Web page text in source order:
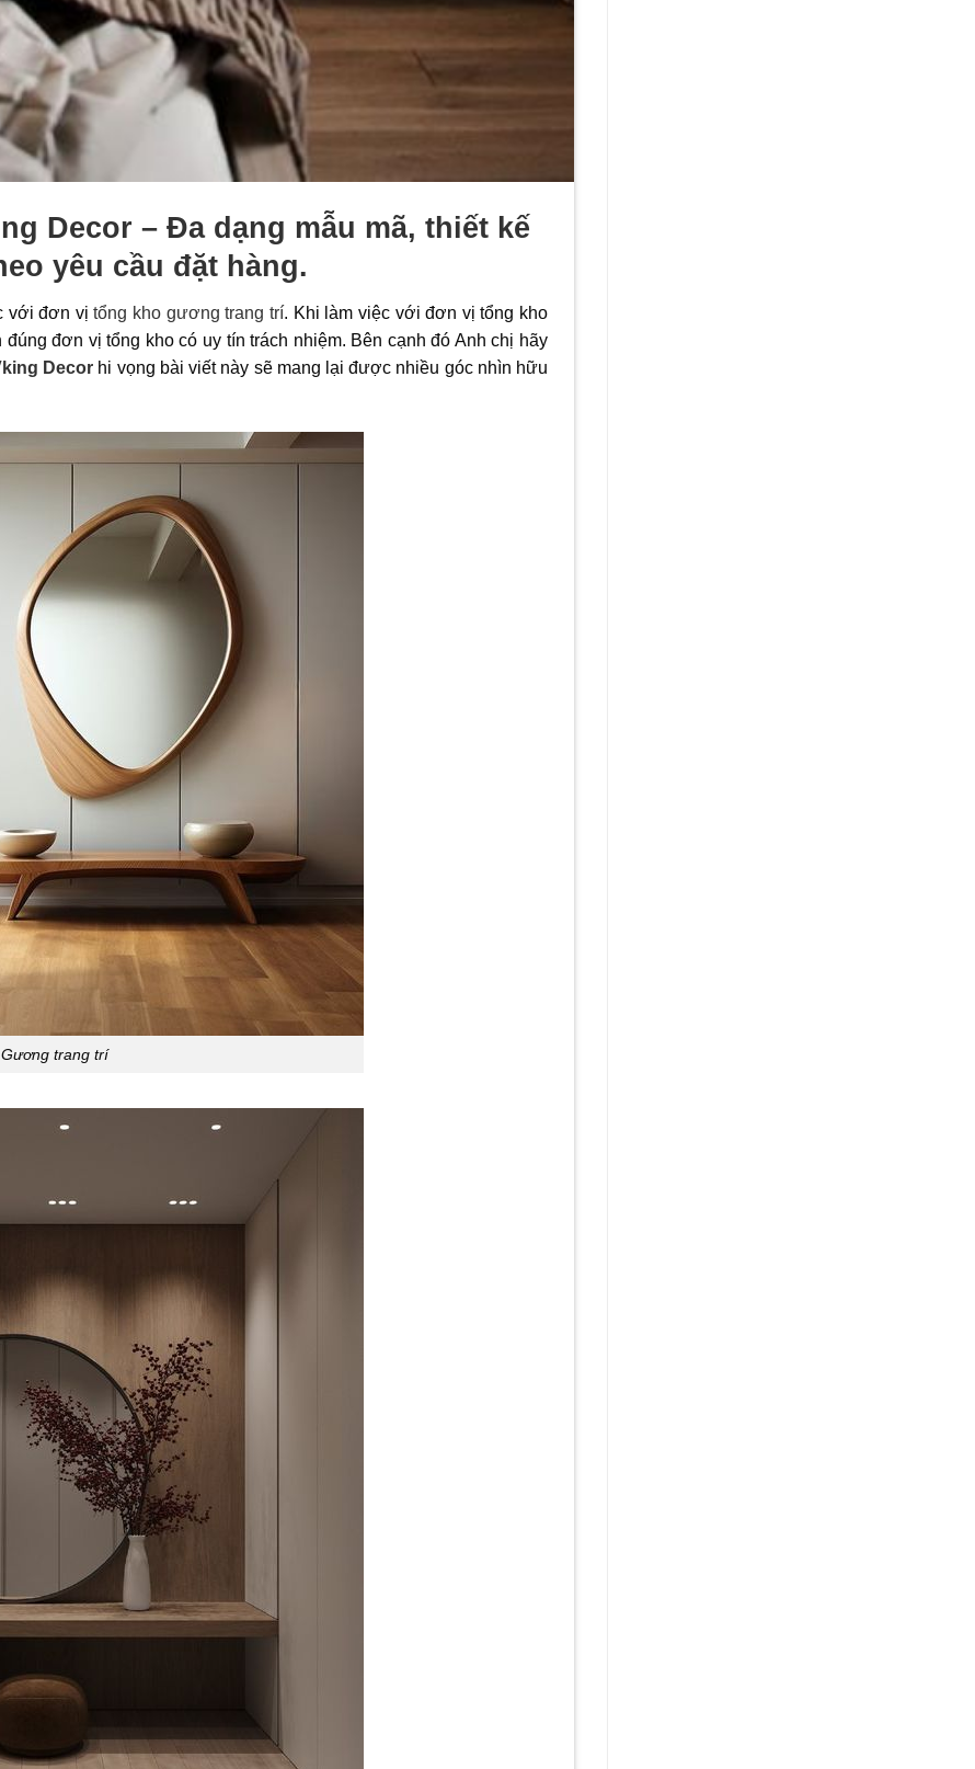
Decor – Đa dạng mẫu mã, thiết kế
yêu cầu đặt hàng.
với đơn vịtổng kho gương trang trí. Khi làm việc với đơn vị tổng kho
đơn vị tổng kho có uy tín trách nhiệm. Bên cạnh đó Anh chị hãy
Decor hi vọng bài viết này sẽ mang lại được nhiều góc nhìn hữu
Gương trang trí